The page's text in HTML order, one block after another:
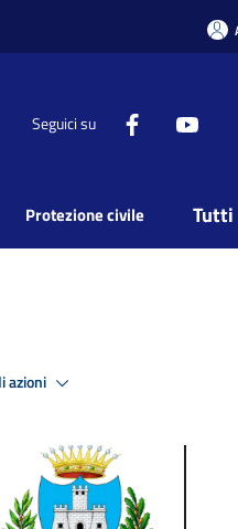
Seguici su
Protezione civile
azioni